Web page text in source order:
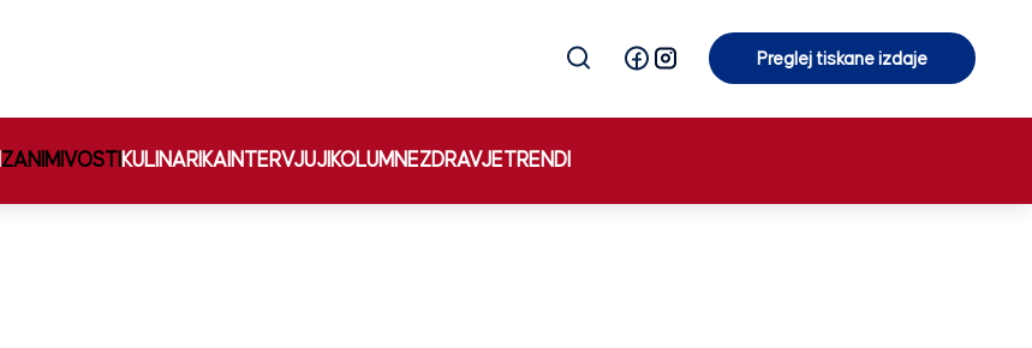
Preglej tiskane izdaje
ZANIMIVOSTI KULINARIKA INTERVJUJI KOLUMNEZDRAVJETRENDI